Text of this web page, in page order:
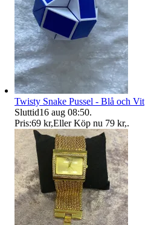
Twisty Snake Pussel - Blå och Vit
Sluttid16 aug 08:50.
Pris:69 kr,Eller Köp nu 79 kr,.